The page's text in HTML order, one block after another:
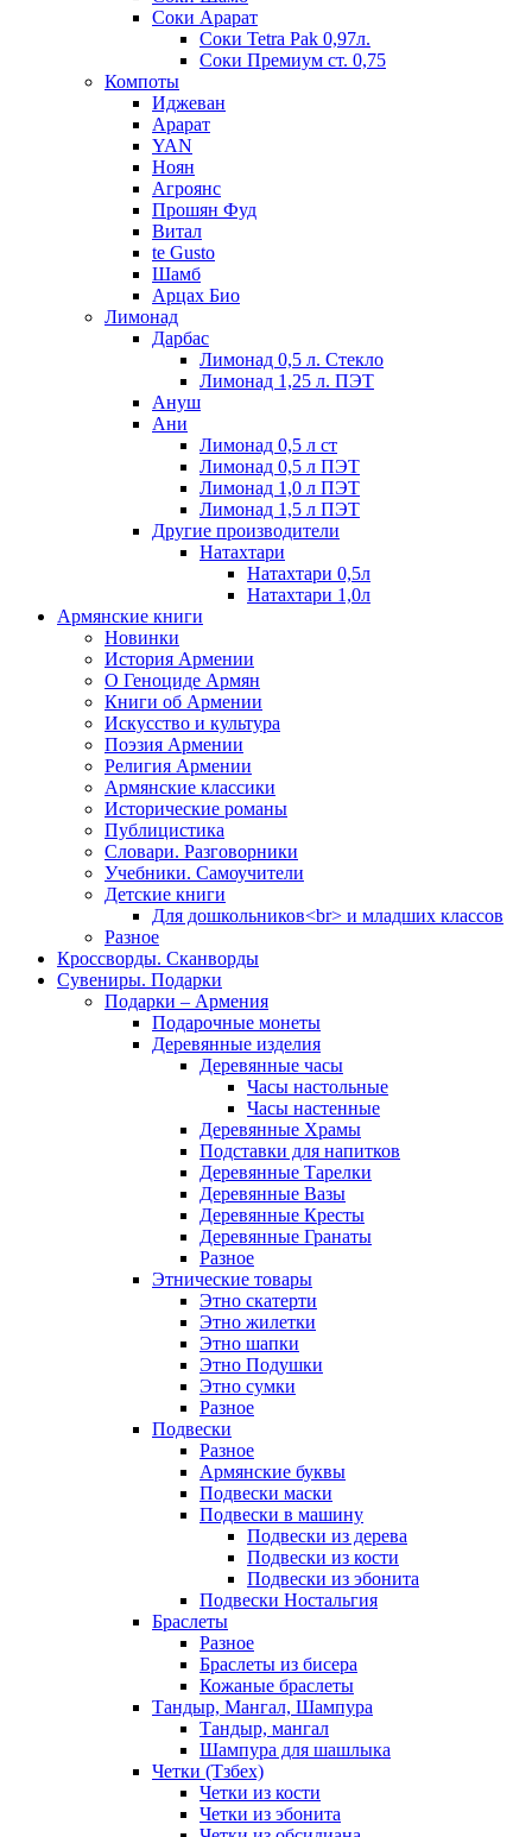
Соки Арарат
Соки Tetra Pak 0,97л.
Соки Премиум ст. 0,75
Компоты
Иджеван
Арарат
YAN
Ноян
Агроянс
Прошян Фуд
Витал
te Gusto
Шамб
Арцах Био
Лимонад
Дарбас
Лимонад 0,5 л. Стекло
Лимонад 1,25 л. ПЭТ
Ануш
Ани
Лимонад 0,5 л ст
Лимонад 0,5 л ПЭТ
Лимонад 1,0 л ПЭТ
Лимонад 1,5 л ПЭТ
Другие производители
Натахтари
Натахтари 0,5л
Натахтари 1,0л
Армянские книги
Новинки
История Армении
О Геноциде Армян
Книги об Армении
Иcкусство и культура
Поэзия Армении
Религия Армении
Армянские классики
Исторические романы
Публицистика
Словари. Разговорники
Учебники. Самоучители
Детские книги
Для дошкольников<br> и младших классов
Разное
Кроссворды. Сканворды
Сувениры. Подарки
Подарки – Армения
Подарочные монеты
Деревянные изделия
Деревянные часы
Часы настольные
Часы настенные
Деревянные Храмы
Подставки для напитков
Деревянные Тарелки
Деревянные Вазы
Деревянные Кресты
Деревянные Гранаты
Разное
Этнические товары
Этно скатерти
Этно жилетки
Этно шапки
Этно Подушки
Этно сумки
Разное
Подвески
Разное
Армянские буквы
Подвески маски
Подвески в машину
Подвески из дерева
Подвески из кости
Подвески из эбонита
Подвески Ностальгия
Браслеты
Разное
Браслеты из бисера
Кожаные браслеты
Тандыр, Мангал, Шампура
Тандыр, мангал
Шампура для шашлыка
Четки (Тзбех)
Четки из кости
Четки из эбонита